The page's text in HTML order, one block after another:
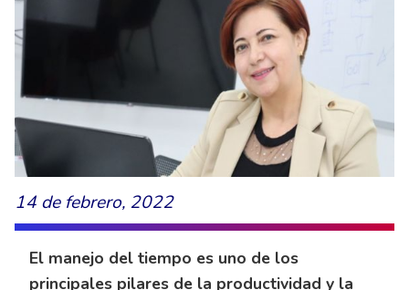
14 de febrero, 2022
El manejo del tiempo es uno de los
principales pilares de la productividad y la